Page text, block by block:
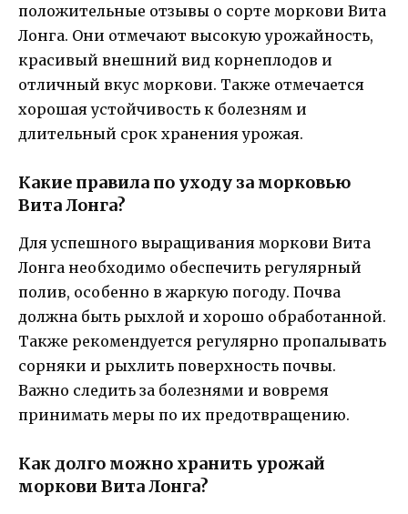
положительные отзывы о сорте моркови Вита
Лонга. Они отмечают высокую урожайность,
красивый внешний вид корнеплодов и
отличный вкус моркови. Также отмечается
хорошая устойчивость к болезням и
длительный срок хранения урожая.
Какие правила по уходу за морковью
Вита Лонга?
Для успешного выращивания моркови Вита
Лонга необходимо обеспечить регулярный
полив, особенно в жаркую погоду. Почва
должна быть рыхлой и хорошо обработанной.
Также рекомендуется регулярно пропалывать
сорняки и рыхлить поверхность почвы.
Важно следить за болезнями и вовремя
принимать меры по их предотвращению.
Как долго можно хранить урожай
моркови Вита Лонга?